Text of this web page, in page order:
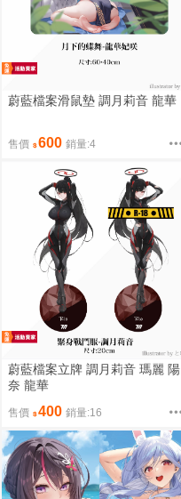
蔚藍檔案滑鼠墊 調月莉音 龍華
售價 600 銷量:4
蔚藍檔案立牌 調月莉音 瑪麗 陽
奈 龍華
售價 400 銷量:16